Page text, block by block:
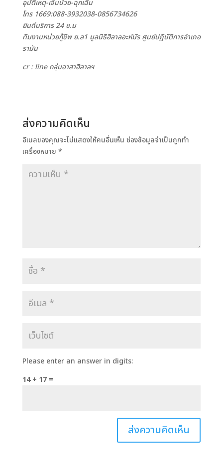
อุบัติเหตุ-เจ็บป่วย-ฉุกเฉิน
โทร 1669:088-3932038-0856734626
ยินดีบริการ 24 ช.ม
ทีมงานหน่วยกู้ชีพ ย.ล1 มูลนิธิฮิลาลอะห์มัร ศูนย์ปฏิบัติการอำเภอ
รามัน
cr : line กลุ่มอาสาฮิลาลฯ
ส่งความคิดเห็น
อีเมลของคุณจะไม่แสดงให้คนอื่นเห็น ช่องข้อมูลจำเป็นถูกทำ
เครื่องหมาย *
Please enter an answer in digits:
14 + 17 =